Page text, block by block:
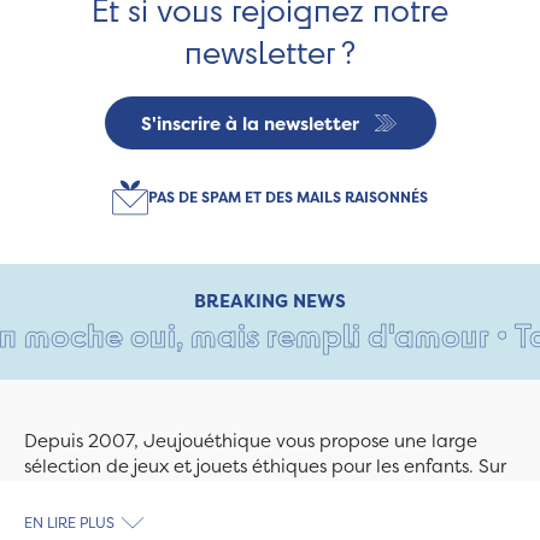
Et si vous rejoignez notre
newsletter ?
S'inscrire à la newsletter
PAS DE SPAM ET DES MAILS RAISONNÉS
BREAKING NEWS
oui, mais rempli d'amour •
Depuis 2007, Jeujouéthique vous propose une large
sélection de jeux et jouets éthiques pour les enfants. Sur
découvrez le plus grand choix de jouets en bois
EN LIRE PLUS